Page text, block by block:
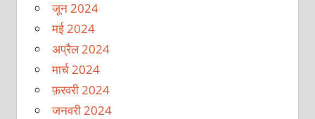
जून 2024
मई 2024
अप्रैल 2024
मार्च 2024
फ़रवरी 2024
जनवरी 2024